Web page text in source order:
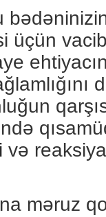
üçün
və
məruz